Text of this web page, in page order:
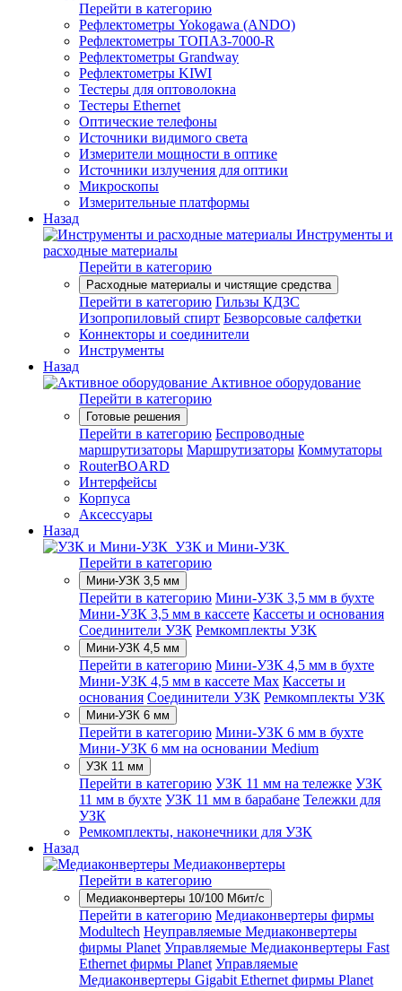
Перейти в категорию
Рефлектометры Yokogawa (ANDO)
Рефлектометры ТОПАЗ-7000-R
Рефлектометры Grandway
Рефлектометры KIWI
Тестеры для оптоволокна
Тестеры Ethernet
Оптические телефоны
Источники видимого света
Измерители мощности в оптике
Источники излучения для оптики
Микроскопы
Измерительные платформы
Назад
Инструменты и
расходные материалы
Перейти в категорию
Расходные материалы и чистящие средства
Перейти в категорию Гильзы КДЗС
Изопропиловый спирт Безворсовые салфетки
Коннекторы и соединители
Инструменты
Назад
Активное оборудование
Перейти в категорию
Готовые решения
Перейти в категорию Беспроводные
маршрутизаторы Маршрутизаторы Коммутаторы
RouterBOARD
Интерфейсы
Корпуса
Аксессуары
Назад
УЗК и Мини-УЗК
Перейти в категорию
Мини-УЗК 3,5 мм
Перейти в категорию Мини-УЗК 3,5 мм в бухте
Мини-УЗК 3,5 мм в кассете Кассеты и основания
Соединители УЗК Ремкомплекты УЗК
Мини-УЗК 4,5 мм
Перейти в категорию Мини-УЗК 4,5 мм в бухте
Мини-УЗК 4,5 мм в кассете Max Кассеты и
основания Соединители УЗК Ремкомплекты УЗК
Мини-УЗК 6 мм
Перейти в категорию Мини-УЗК 6 мм в бухте
Мини-УЗК 6 мм на основании Medium
УЗК 11 мм
Перейти в категорию УЗК 11 мм на тележке УЗК
11 мм в бухте УЗК 11 мм в барабане Тележки для
УЗК
Ремкомплекты, наконечники для УЗК
Назад
Медиаконвертеры
Перейти в категорию
Медиаконвертеры 10/100 Мбит/с
Перейти в категорию Медиаконвертеры фирмы
Modultech Неуправляемые Медиаконвертеры
фирмы Planet Управляемые Медиаконвертеры Fast
Ethernet фирмы Planet Управляемые
Медиаконвертеры Gigabit Ethernet фирмы Planet